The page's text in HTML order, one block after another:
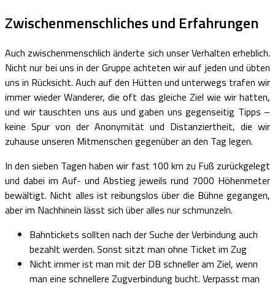
Zwischenmenschliches und Erfahrungen
Auch zwischenmenschlich änderte sich unser Verhalten erheblich.
Nicht nur bei uns in der Gruppe achteten wir auf jeden und übten
uns in Rücksicht. Auch auf den Hütten und unterwegs trafen wir
immer wieder Wanderer, die oft das gleiche Ziel wie wir hatten,
und wir tauschten uns aus und gaben uns gegenseitig Tipps –
keine Spur von der Anonymität und Distanziertheit, die wir
zuhause unseren Mitmenschen gegenüber an den Tag legen.
In den sieben Tagen haben wir fast 100 km zu Fuß zurückgelegt
und dabei im Auf- und Abstieg jeweils rund 7000 Höhenmeter
bewältigt. Nicht alles ist reibungslos über die Bühne gegangen,
aber im Nachhinein lässt sich über alles nur schmunzeln.
Bahntickets sollten nach der Suche der Verbindung auch
bezahlt werden. Sonst sitzt man ohne Ticket im Zug
Nicht immer ist man mit der DB schneller am Ziel, wenn
man eine schnellere Zugverbindung bucht. Verpasst man